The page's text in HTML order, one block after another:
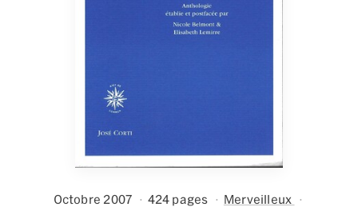
Octobre 2007 424 pages
Merveilleux